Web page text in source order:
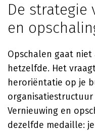
De strategie
en
Opschalen gaat
hetzelfde. Het
heroriëntatie op je
Vernieuwing en
dezelfde medaille: